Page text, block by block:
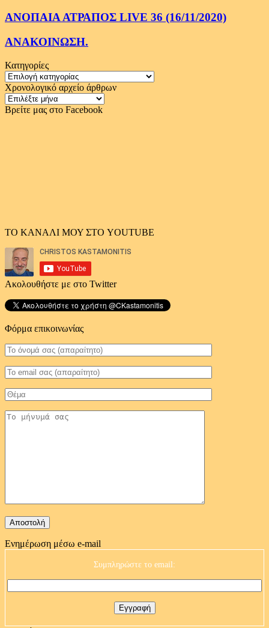
ΑΝΟΠΑΙΑ ΑΤΡΑΠΟΣ LIVE 36 (16/11/2020)
ΑΝΑΚΟΙΝΩΣΗ.
Κατηγορίες
Κατηγορίες
Χρονολογικό αρχείο άρθρων
Χρονολογικό
αρχείο
Βρείτε μας στο Facebook
ΤΟ ΚΑΝΑΛΙ ΜΟΥ ΣΤΟ YOUTUBE
Ακολουθήστε με στο Twitter
Φόρμα επικοινωνίας
Ενημέρωση μέσω e-mail
Συμπληρώστε το email: